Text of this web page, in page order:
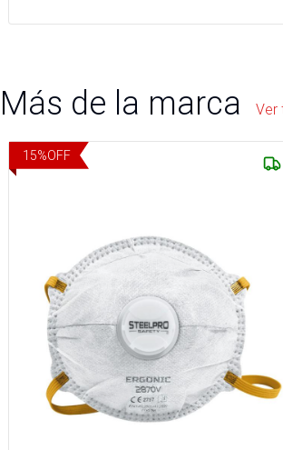
Más de la marca Ver
15%OFF